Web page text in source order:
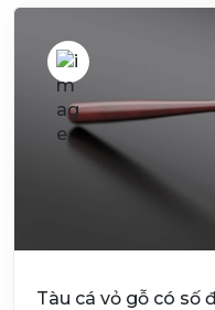
Tàu cá vỏ gỗ có số